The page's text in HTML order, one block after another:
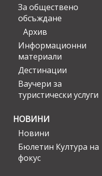
За обществено
обсъждане
Архив
Информационни
материали
Дестинации
Ваучери за
туристически услуги
НОВИНИ
Новини
Бюлетин Култура на
фокус